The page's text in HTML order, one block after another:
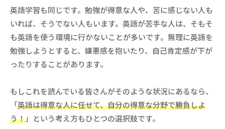
英語学習も同じです。勉強が得意な人や、苦に感じない人も
いれば、そうでない人もいます。英語が苦手な人は、そもそ
も英語を使う環境に行かないことが多いです。無理に英語を
勉強しようとすると、嫌悪感を抱いたり、自己肯定感が下が
ったりすることがあります。
もしこれを読んでいる皆さんがそのような状況にあるなら、
「英語は得意な人に任せて、自分の得意な分野で勝負しよ
う！」という考え方もひとつの選択肢です。